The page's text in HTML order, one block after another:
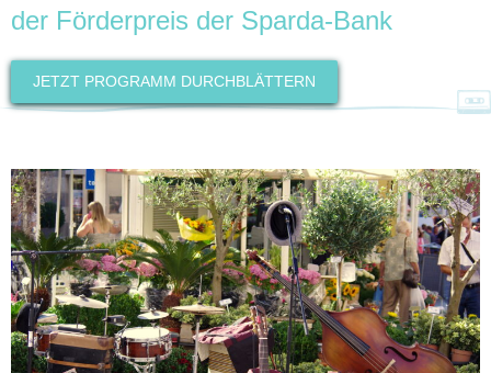
der Förderpreis der Sparda-Bank
JETZT PROGRAMM DURCHBLÄTTERN